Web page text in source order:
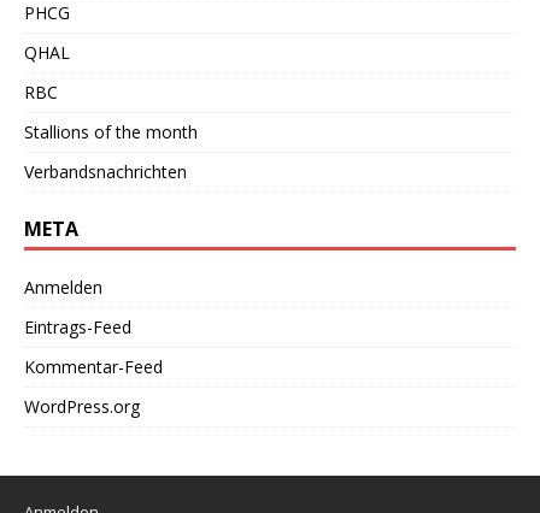
PHCG
QHAL
RBC
Stallions of the month
Verbandsnachrichten
META
Anmelden
Eintrags-Feed
Kommentar-Feed
WordPress.org